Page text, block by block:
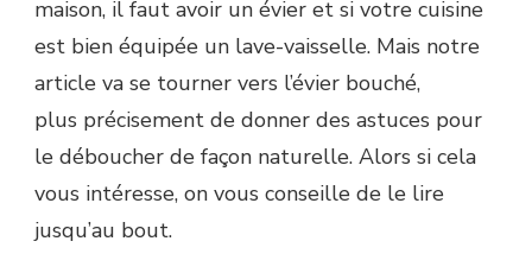
maison, il faut avoir un évier et si votre cuisine
est bien équipée un lave-vaisselle. Mais notre
article va se tourner vers l’évier bouché,
plus précisement de donner des astuces pour
le déboucher de façon naturelle. Alors si cela
vous intéresse, on vous conseille de le lire
jusqu’au bout.